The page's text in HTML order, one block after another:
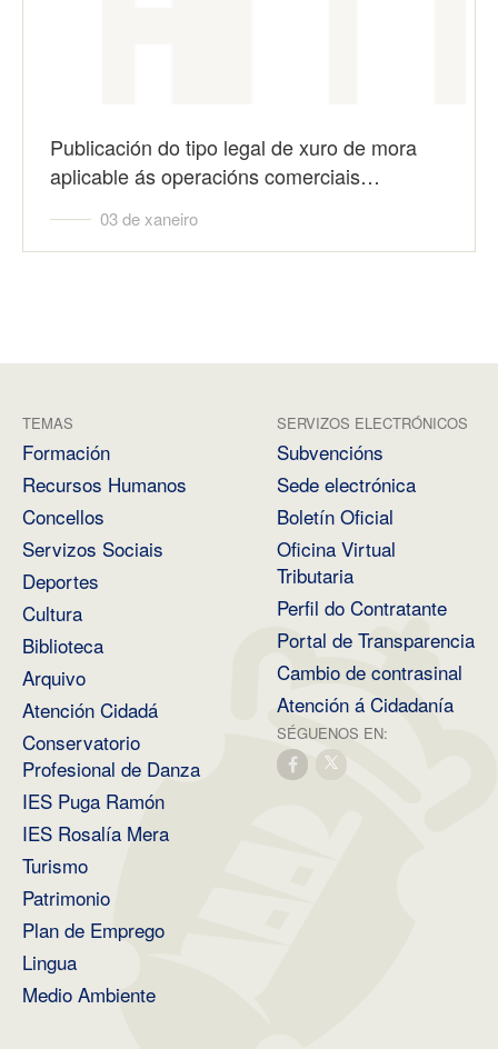
Publicación do tipo legal de xuro de mora
aplicable ás operacións comerciais…
03 de xaneiro
TEMAS
Formación
Recursos Humanos
Concellos
Servizos Sociais
Deportes
Cultura
Biblioteca
Arquivo
Atención Cidadá
Conservatorio
Profesional de Danza
IES Puga Ramón
IES Rosalía Mera
Turismo
Patrimonio
Plan de Emprego
Lingua
Medio Ambiente
SERVIZOS ELECTRÓNICOS
Subvencións
Sede electrónica
Boletín Oficial
Oficina Virtual
Tributaria
Perfil do Contratante
Portal de Transparencia
Cambio de contrasinal
Atención á Cidadanía
SÉGUENOS EN: